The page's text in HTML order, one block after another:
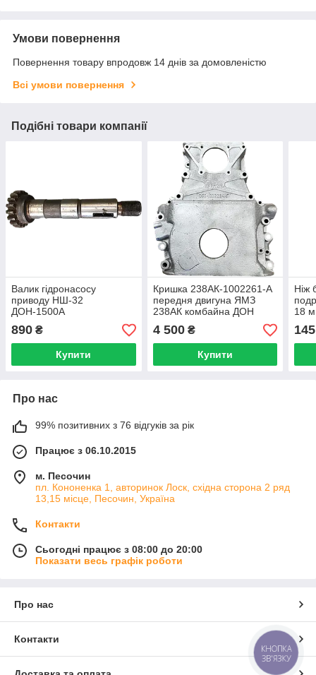
Умови повернення
Повернення товару впродовж 14 днів за домовленістю
Всі умови повернення
Подібні товари компанії
Валик гідронасосу
приводу НШ-32
ДОН-1500А
890 ₴
Купити
Кришка 238АК-1002261-А
передня двигуна ЯМЗ
238АК комбайна ДОН
1500
4 500₴
Купити
Ніж
18
145
Про нас
99% позитивних з 76 відгуків за рік
Працює з 06.10.2015
м. Песочин
пл. Кононенка 1, авторинок Лоск, східна сторона 2 ряд
13,15 місце, Песочин, Україна
Контакти
Сьогодні працює з 08:00 до 20:00
Показати весь графік роботи
Про нас
Контакти
КНОПКА
ЗВ'ЯЗКУ